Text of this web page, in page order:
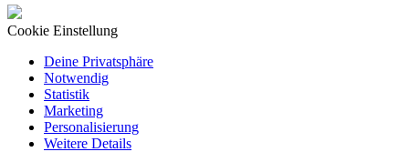
Cookie Einstellung
Deine Privatsphäre
Notwendig
Statistik
Marketing
Personalisierung
Weitere Details